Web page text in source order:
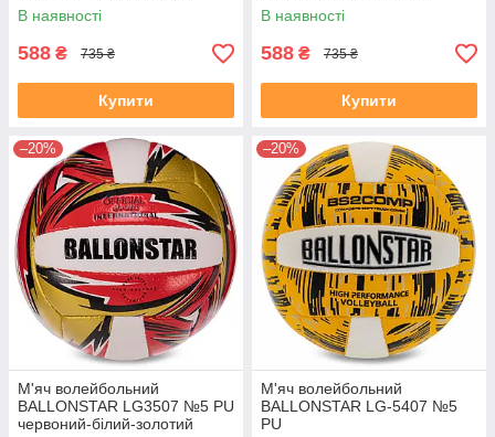
В наявності
588 ₴ 735 ₴
Купити
В наявності
588 ₴ 735 ₴
Купити
–20%
М'яч волейбольний
BALLONSTAR LG3507 №5 PU
червоний-білий-золотий
–20%
М'яч волейбольний
BALLONSTAR LG-5407 №5
PU